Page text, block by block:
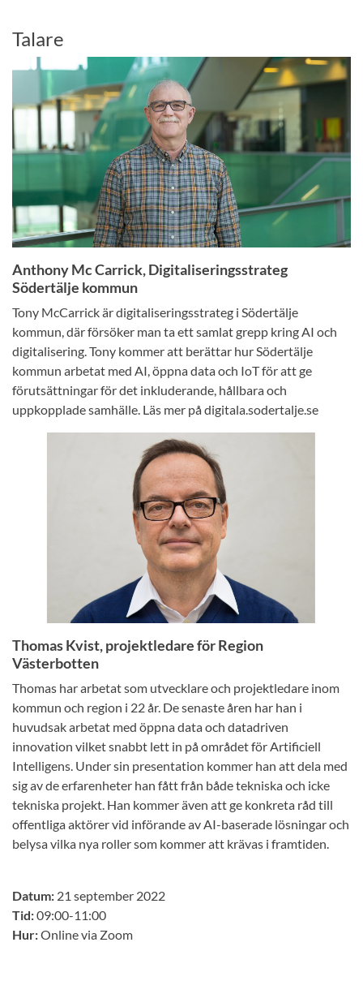
Talare
Anthony Mc Carrick, Digitaliseringsstrateg
Södertälje kommun
Tony McCarrick är digitaliseringsstrateg i Södertälje
kommun, där försöker man ta ett samlat grepp kring AI och
digitalisering. Tony kommer att berättar hur Södertälje
kommun arbetat med AI, öppna data och IoT för att ge
förutsättningar för det inkluderande, hållbara och
uppkopplade samhälle. Läs mer på digitala.sodertalje.se
Thomas Kvist, projektledare för Region
Västerbotten
Thomas har arbetat som utvecklare och projektledare inom
kommun och region i 22 år. De senaste åren har han i
huvudsak arbetat med öppna data och datadriven
innovation vilket snabbt lett in på området för Artificiell
Intelligens. Under sin presentation kommer han att dela med
sig av de erfarenheter han fått från både tekniska och icke
tekniska projekt. Han kommer även att ge konkreta råd till
offentliga aktörer vid införande av AI-baserade lösningar och
belysa vilka nya roller som kommer att krävas i framtiden.
Datum: 21 september 2022
Tid:09:00-11:00
Hur:Online via Zoom